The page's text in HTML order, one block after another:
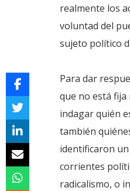
realmente los
voluntad del
sujeto político
Para dar
que no está fija
indagar quién
también
identificaron
corrientes
radicalismo, o